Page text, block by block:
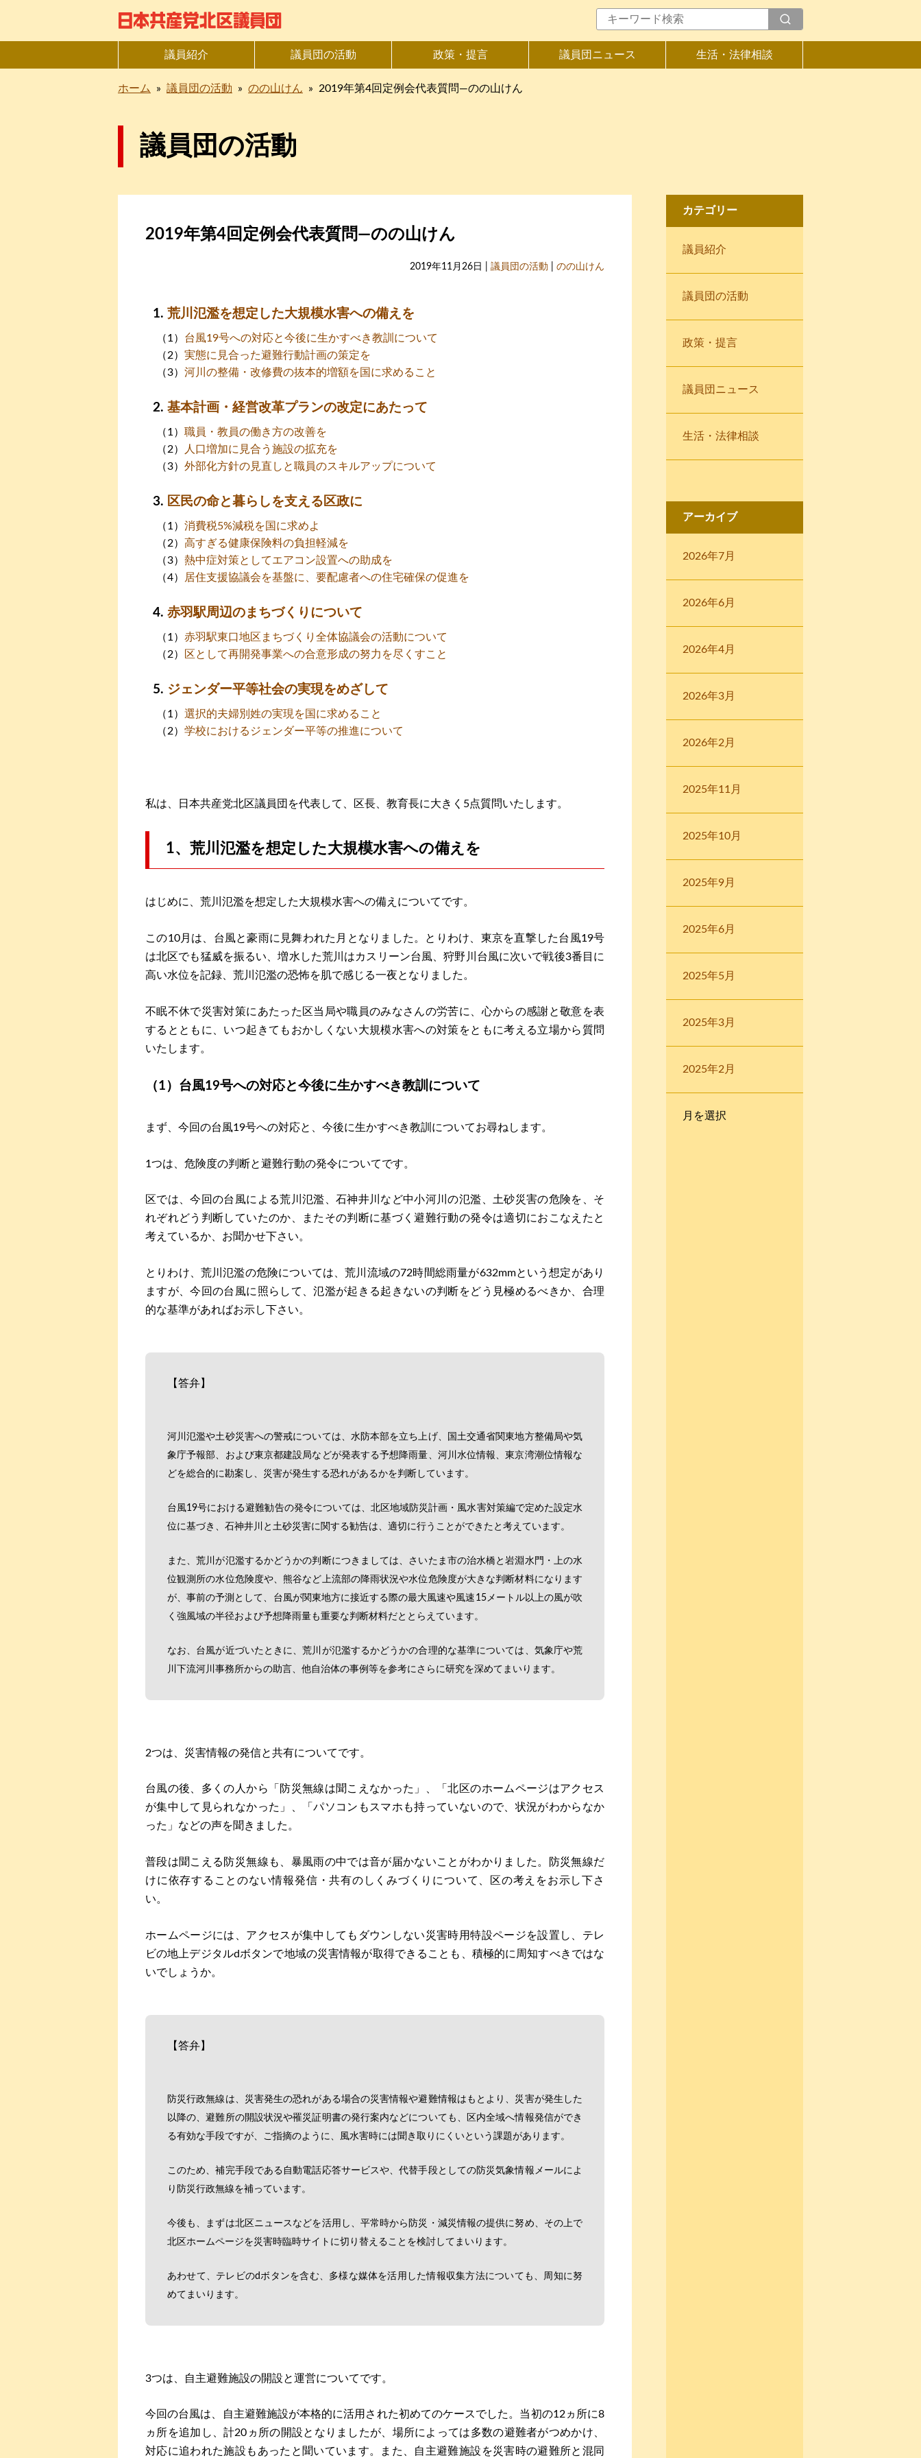
議員紹介 議員団の活動 政策・提言 議員団ニュース 生活・法律相談
ホーム » 議員団の活動 » のの山けん » 2019年第4回定例会代表質問―のの山けん
議員団の活動
2019年第4回定例会代表質問―のの山けん
2019年11月26日 | 議員団の活動 のの山けん
荒川氾濫を想定した大規模水害への備えを
台風19号への対応と今後に生かすべき教訓について
実態に見合った避難行動計画の策定を
河川の整備・改修費の抜本的増額を国に求めること
基本計画・経営改革プランの改定にあたって
職員・教員の働き方の改善を
人口増加に見合う施設の拡充を
外部化方針の見直しと職員のスキルアップについて
区民の命と暮らしを支える区政に
消費税5%減税を国に求めよ
高すぎる健康保険料の負担軽減を
熱中症対策としてエアコン設置への助成を
居住支援協議会を基盤に、要配慮者への住宅確保の促進を
赤羽駅周辺のまちづくりについて
赤羽駅東口地区まちづくり全体協議会の活動について
区として再開発事業への合意形成の努力を尽くすこと
ジェンダー平等社会の実現をめざして
選択的夫婦別姓の実現を国に求めること
学校におけるジェンダー平等の推進について
私は、日本共産党北区議員団を代表して、区長、教育長に大きく5点質問いたします。
1、荒川氾濫を想定した大規模水害への備えを
はじめに、荒川氾濫を想定した大規模水害への備えについてです。
この10月は、台風と豪雨に見舞われた月となりました。とりわけ、東京を直撃した台風19号
は北区でも猛威を振るい、増水した荒川はカスリーン台風、狩野川台風に次いで戦後3番目に
高い水位を記録、荒川氾濫の恐怖を肌で感じる一夜となりました。
不眠不休で災害対策にあたった区当局や職員のみなさんの労苦に、心からの感謝と敬意を表
するとともに、いつ起きてもおかしくない大規模水害への対策をともに考える立場から質問
いたします。
（1）台風19号への対応と今後に生かすべき教訓について
まず、今回の台風19号への対応と、今後に生かすべき教訓についてお尋ねします。
1つは、危険度の判断と避難行動の発令についてです。
区では、今回の台風による荒川氾濫、石神井川など中小河川の氾濫、土砂災害の危険を、そ
れぞれどう判断していたのか、またその判断に基づく避難行動の発令は適切におこなえたと
考えているか、お聞かせ下さい。
とりわけ、荒川氾濫の危険については、荒川流域の72時間総雨量が632mmという想定があり
ますが、今回の台風に照らして、氾濫が起きる起きないの判断をどう見極めるべきか、合理
的な基準があればお示し下さい。
【答弁】
河川氾濫や土砂災害への警戒については、水防本部を立ち上げ、国土交通省関東地方整備局や気
象庁予報部、および東京都建設局などが発表する予想降雨量、河川水位情報、東京湾潮位情報な
どを総合的に勘案し、災害が発生する恐れがあるかを判断しています。
台風19号における避難勧告の発令については、北区地域防災計画・風水害対策編で定めた設定水
位に基づき、石神井川と土砂災害に関する勧告は、適切に行うことができたと考えています。
また、荒川が氾濫するかどうかの判断につきましては、さいたま市の治水橋と岩淵水門・上の水
位観測所の水位危険度や、熊谷など上流部の降雨状況や水位危険度が大きな判断材料になります
が、事前の予測として、台風が関東地方に接近する際の最大風速や風速15メートル以上の風が吹
く強風域の半径および予想降雨量も重要な判断材料だととらえています。
なお、台風が近づいたときに、荒川が氾濫するかどうかの合理的な基準については、気象庁や荒
川下流河川事務所からの助言、他自治体の事例等を参考にさらに研究を深めてまいります。
2つは、災害情報の発信と共有についてです。
台風の後、多くの人から「防災無線は聞こえなかった」、「北区のホームページはアクセス
が集中して見られなかった」、「パソコンもスマホも持っていないので、状況がわからなか
った」などの声を聞きました。
普段は聞こえる防災無線も、暴風雨の中では音が届かないことがわかりました。防災無線だ
けに依存することのない情報発信・共有のしくみづくりについて、区の考えをお示し下さ
い。
ホームページには、アクセスが集中してもダウンしない災害時用特設ページを設置し、テレ
ビの地上デジタルdボタンで地域の災害情報が取得できることも、積極的に周知すべきではな
いでしょうか。
【答弁】
防災行政無線は、災害発生の恐れがある場合の災害情報や避難情報はもとより、災害が発生した
以降の、避難所の開設状況や罹災証明書の発行案内などについても、区内全域へ情報発信ができ
る有効な手段ですが、ご指摘のように、風水害時には聞き取りにくいという課題があります。
このため、補完手段である自動電話応答サービスや、代替手段としての防災気象情報メールによ
り防災行政無線を補っています。
今後も、まずは北区ニュースなどを活用し、平常時から防災・減災情報の提供に努め、その上で
北区ホームページを災害時臨時サイトに切り替えることを検討してまいります。
あわせて、テレビのdボタンを含む、多様な媒体を活用した情報収集方法についても、周知に努
めてまいります。
3つは、自主避難施設の開設と運営についてです。
今回の台風は、自主避難施設が本格的に活用された初めてのケースでした。当初の12ヵ所に8
ヵ所を追加し、計20ヵ所の開設となりましたが、場所によっては多数の避難者がつめかけ、
対応に追われた施設もあったと聞いています。また、自主避難施設を災害時の避難所と混同
カテゴリー
議員紹介
議員団の活動
政策・提言
議員団ニュース
生活・法律相談
アーカイブ
2026年7月
2026年6月
2026年4月
2026年3月
2026年2月
2025年11月
2025年10月
2025年9月
2025年6月
2025年5月
2025年3月
2025年2月